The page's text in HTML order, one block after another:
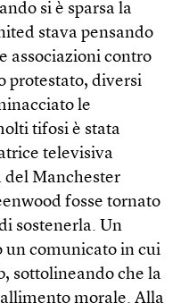
si è sparsa la
stava pensando
associazioni contro
protestato, diversi
le
tifosi è stata
televisiva
del Manchester
fosse tornato
sostenerla. Un
un comunicato in cui
sottolineando che la
morale. Alla